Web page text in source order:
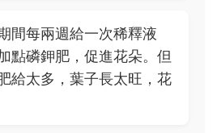
間每兩週給一次稀釋液
點磷鉀肥，促進花朵。但
給太多，葉子長太旺，花